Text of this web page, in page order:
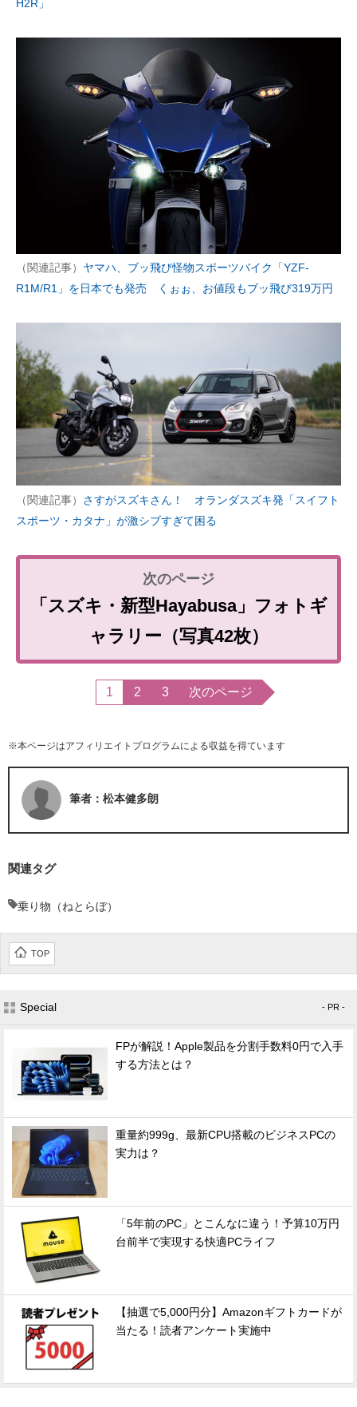
H2R」
（関連記事） ヤマハ、ブッ飛び怪物スポーツバイク「YZF-
R1M/R1」を日本でも発売 くぉぉ、お値段もブッ飛び319万円
（関連記事） さすがスズキさん！ オランダスズキ発「スイフト
スポーツ・カタナ」が激シブすぎて困る
「スズキ・新型Hayabusa」フォトギ
ャラリー（写真42枚）
1 2 3 次のページ
※本ページはアフィリエイトプログラムによる収益を得ています
筆者：松本健多朗
関連タグ
乗り物（ねとらぼ）
TOP
Special - PR -
FPが解説！Apple製品を分割手数料0円で入手
する方法とは？
重量約999g、最新CPU搭載のビジネスPCの
実力は？
「5年前のPC」とこんなに違う！予算10万円
台前半で実現する快適PCライフ
【抽選で5,000円分】Amazonギフトカードが
当たる！読者アンケート実施中